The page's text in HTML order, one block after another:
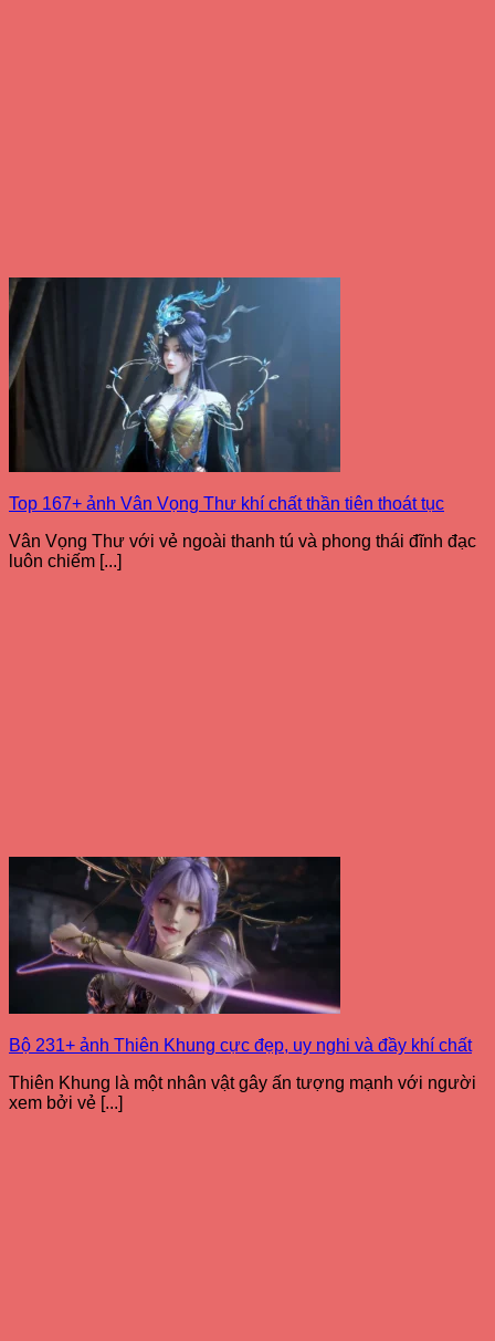
Top 167+ ảnh Vân Vọng Thư khí chất thần tiên thoát tục
Vân Vọng Thư với vẻ ngoài thanh tú và phong thái đĩnh đạc
luôn chiếm [...]
Bộ 231+ ảnh Thiên Khung cực đẹp, uy nghi và đầy khí chất
Thiên Khung là một nhân vật gây ấn tượng mạnh với người
xem bởi vẻ [...]